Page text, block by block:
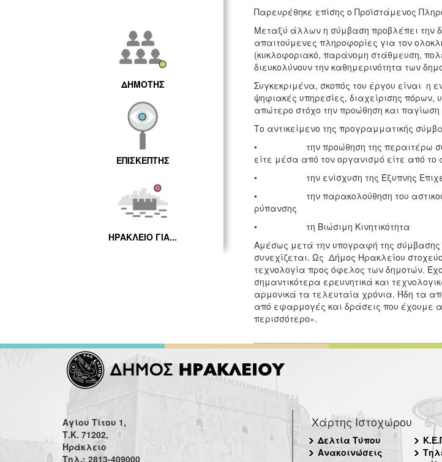
ΔΗΜΟΤΗΣ
ΕΠΙΣΚΕΠΤΗΣ
ΗΡΑΚΛΕΙΟ ΓΙΑ...
Παρευρέθηκε επίσης ο Προϊστάμενος
Μεταξύ άλλων η σύμβαση προβλέπει την
απαιτούμενες πληροφορίες για τον
(κυκλοφοριακό, παράνομη στάθμευση,
διευκολύνουν την καθημερινότητα των
Συγκεκριμένα, σκοπός του έργου είναι η
ψηφιακές υπηρεσίες, διαχείρισης πόρων,
απώτερο στόχο την προώθηση και
Το αντικείμενο της προγραμματικής
• την προώθηση της περαιτέρω
είτε μέσα από τον οργανισμό είτε από
• την ενίσχυση της Έξυπνης
• την παρακολούθηση του αστικού
ρύπανσης
• τη Βιώσιμη Κινητικότητα
Αμέσως μετά την υπογραφή της
συνεχίζεται. Ως Δήμος Ηρακλείου
τεχνολογία προς όφελος των δημοτών.
σημαντικότερα ερευνητικά και
αρμονικά τα τελευταία χρόνια. Ήδη τα
από εφαρμογές και δράσεις που έχουμε
περισσότερο».
Αγίου Τίτου 1,
Τ.Κ. 71202,
Ηράκλειο
Τηλ.: 2813-409000
Χάρτης Ιστοχώρου
Δελτία Τύπου
Ανακοινώσεις